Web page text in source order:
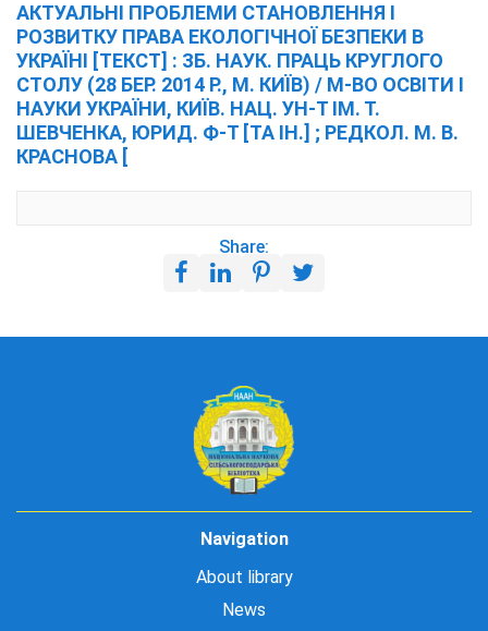
АКТУАЛЬНІ ПРОБЛЕМИ СТАНОВЛЕННЯ І
РОЗВИТКУ ПРАВА ЕКОЛОГІЧНОЇ БЕЗПЕКИ В
УКРАЇНІ [ТЕКСТ] : ЗБ. НАУК. ПРАЦЬ КРУГЛОГО
СТОЛУ (28 БЕР. 2014 Р., М. КИЇВ) / М-ВО ОСВІТИ І
НАУКИ УКРАЇНИ, КИЇВ. НАЦ. УН-Т ІМ. Т.
ШЕВЧЕНКА, ЮРИД. Ф-Т [ТА ІН.] ; РЕДКОЛ. М. В.
КРАСНОВА [
Share:
Navigation
About library
News